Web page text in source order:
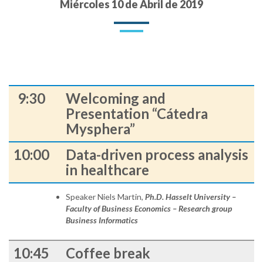
Miércoles 10 de Abril de 2019
9:30
Welcoming and
Presentation “Cátedra
Mysphera”
10:00
Data-driven process analysis
in healthcare
Speaker Niels Martin, Ph.D. Hasselt University –
Faculty of Business Economics – Research group
Business Informatics
10:45 Coffee break